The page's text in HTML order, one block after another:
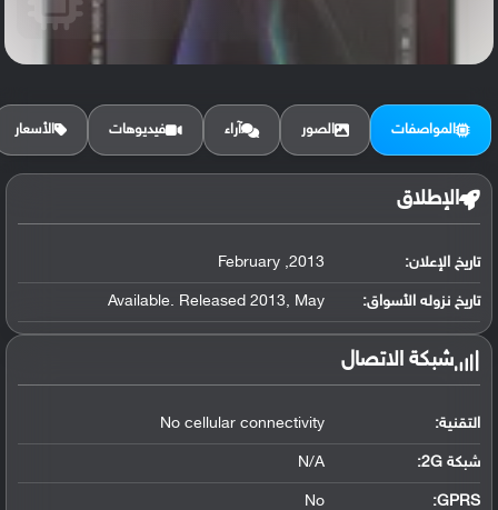
الرام / التخزين:
المواصفات الصور آراء فيديوهات الأسعار
الإطلاق
تاريخ الإعلان: 2013, February
تاريخ نزوله الأسواق: Available. Released 2013, May
شبكة الاتصال
التقنية: No cellular connectivity
شبكة 2G: N/A
GPRS:
No